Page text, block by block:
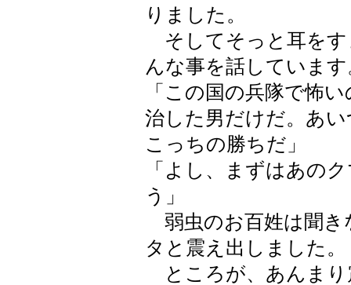
りました。
そしてそっと耳をす
んな事を話しています
「この国の兵隊で怖
治した男だけだ。あ
こっちの勝ちだ」
「よし、まずはあの
う」
弱虫のお百姓は聞き
タと震え出しました。
ところが、あんまり